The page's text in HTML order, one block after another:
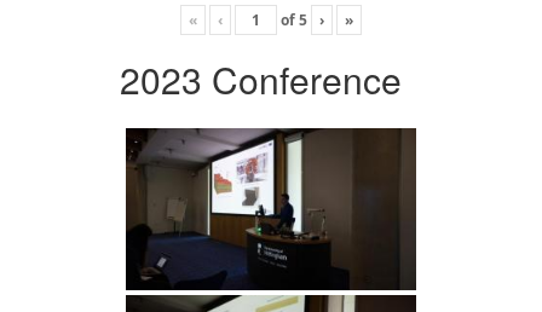
« ‹ of5 › »
2023 Conference